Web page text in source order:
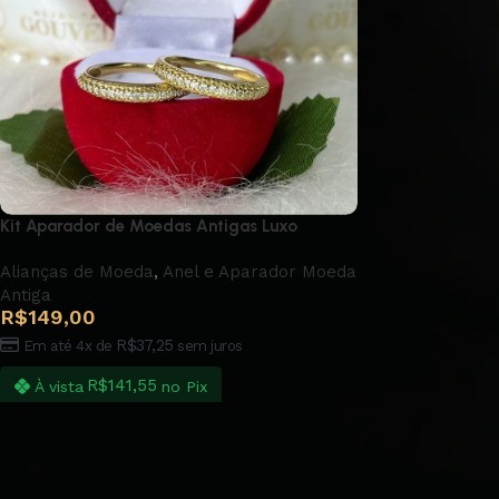
Kit Aparador de Moedas Antigas Luxo
Alianças de Moeda, Anel e Aparador Moeda
Antiga
R$149,00
Em até 4x de R$37,25 sem juros
À vista R$141,55 no Pix